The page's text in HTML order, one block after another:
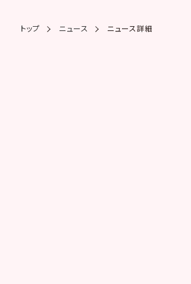
トップ ニュース ニュース詳細